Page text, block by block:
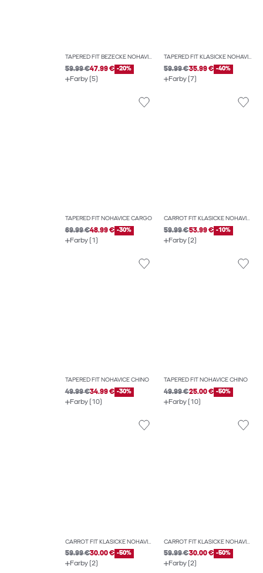
TAPERED FIT BEŽECKÉ NOHAVICE
59.99 €47.99 € -20%
Farby (5)
TAPERED FIT KLASICKÉ NOHAVICE
59.99 €35.99 € -40%
Farby (7)
TAPERED FIT NOHAVICE CARGO
69.99 €48.99 € -30%
Farby (1)
CARROT FIT KLASICKÉ NOHAVICE
59.99 €53.99 € -10%
Farby (2)
TAPERED FIT NOHAVICE CHINO
49.99 €34.99 € -30%
Farby (10)
TAPERED FIT NOHAVICE CHINO
49.99 €25.00 € -50%
Farby (10)
CARROT FIT KLASICKÉ NOHAVICE
59.99 €30.00 € -50%
Farby (2)
CARROT FIT KLASICKÉ NOHAVICE
59.99 €30.00 € -50%
Farby (2)